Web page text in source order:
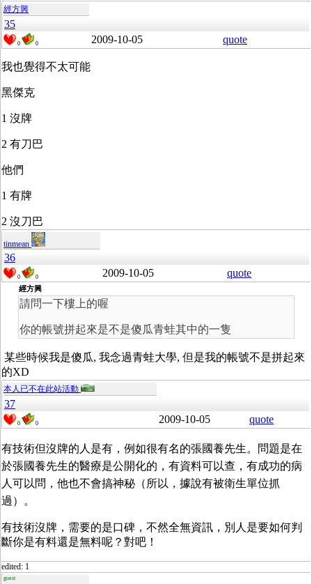
經方興
35
0 0 2009-10-05 quote
我也覺得不太可能
黑傑克
1 沒牌
2 有刀巴
他們
1 有牌
2 沒刀巴
tinmean
36
0 0 2009-10-05 quote
經方興
請問一下樓上的喔
你的帳號拼起來是不是傻瓜青蛙其中的一隻
某些時候我是傻瓜, 我念過青蛙大學, 但是我的帳號不是拼起來
的XD
本人已不在此站活動
37
0 0 2009-10-05 quote
有技術但沒牌的人是有，例如很有名的張國養先生。問題是在
於張國養先生的醫療是公開化的，有資料可以查，有成功的病
人可以問，他也不會搞神秘（所以，據說有被衛生單位抓
過）。
有技術沒牌，需要的是口碑，不然全無資訊，別人是要如何判
斷你是有料還是無料呢？對吧！
edited: 1
guest